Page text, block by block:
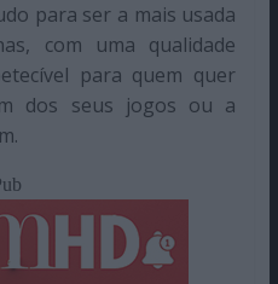
para ser a mais usada
com uma qualidade
para quem quer
dos seus jogos ou a